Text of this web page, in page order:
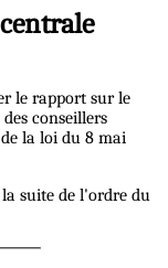
le rapport sur le
conseillers
la loi du 8 mai
suite de l'ordre du